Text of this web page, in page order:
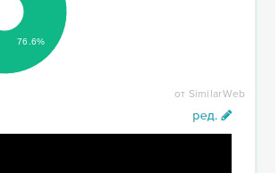
76.6%
от SimilarWeb